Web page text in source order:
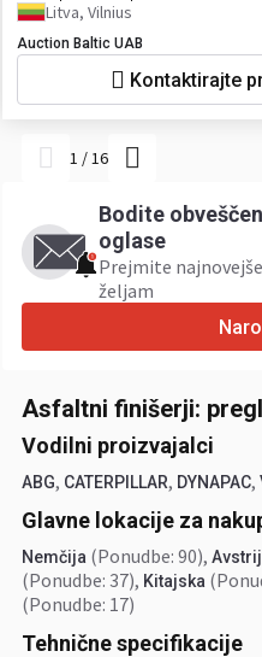
Litva, Vilnius
Auction Baltic UAB
Kontaktirajte
1 /16
Bodite
oglase
Prejmite
željam
Asfaltni finišerji:
Vodilni proizvajalci
ABG, CATERPILLAR, DYNAPAC,
Glavne lokacije za
Nemčija (Ponudbe: 90),
(Ponudbe: 37), Kitajska
(Ponudbe: 17)
Tehnične specifikacije